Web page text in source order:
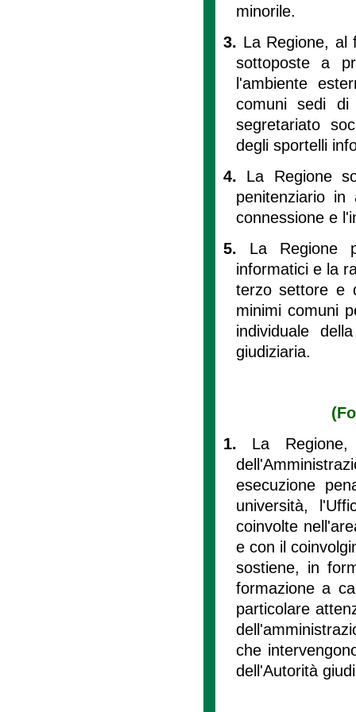
minorile.
3. La Regione, al
sottoposte a
l'ambiente
comuni sedi di
segretariato
degli sportelli
4. La Regione
penitenziario
connessione e
5. La Regione
informatici e la
terzo settore e
minimi comuni
individuale
giudiziaria.
1. La
esecuzione
università,
coinvolte
e con il
sostiene, in
formazione a
particolare
che
dell'Autorità